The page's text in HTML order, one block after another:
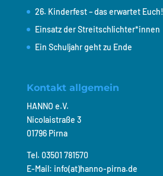
26. Kinderfest – das erwartet Euch!
Einsatz der Streitschlichter*innen
Ein Schuljahr geht zu Ende
Kontakt allgemein
HANNO e.V.
Nicolaistraße 3
01796 Pirna
Tel. 03501 781570
E-Mail: info(at)hanno-pirna.de